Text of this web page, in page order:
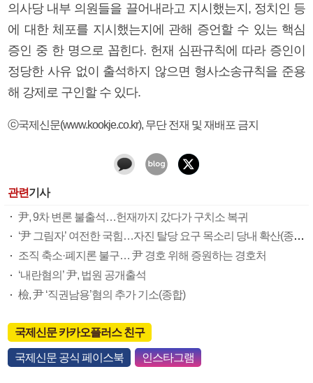
의사당 내부 의원들을 끌어내라고 지시했는지, 정치인 등
에 대한 체포를 지시했는지에 관해 증언할 수 있는 핵심
증인 중 한 명으로 꼽힌다. 헌재 심판규칙에 따라 증인이
정당한 사유 없이 출석하지 않으면 형사소송규칙을 준용
해 강제로 구인할 수 있다.
ⓒ국제신문(www.kookje.co.kr), 무단 전재 및 재배포 금지
관련기사
尹, 9차 변론 불출석…헌재까지 갔다가 구치소 복귀
‘尹 그림자’ 여전한 국힘…자진 탈당 요구 목소리 당내 확산(종합)
조직 축소·폐지론 불구… 尹 경호 위해 증원하는 경호처
‘내란혐의’ 尹, 법원 공개출석
檢, 尹 ‘직권남용’혐의 추가 기소(종합)
국제신문 카카오플러스 친구
국제신문 공식 페이스북 인스타그램